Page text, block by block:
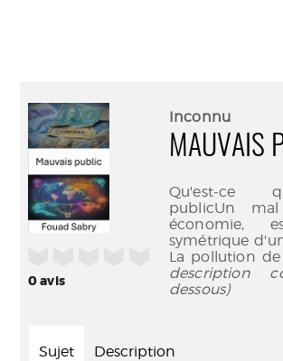
0avis
Inconnu
MAUVAIS
Qu'est-ce
publicUn
économie,
symétrique
La pollution de
description
dessous)
Sujet Description